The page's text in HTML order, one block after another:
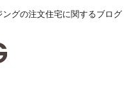
グの注文住宅に関するブログ